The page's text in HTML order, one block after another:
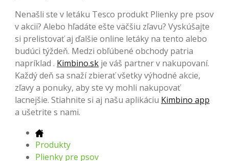
Nenašli ste v letáku Tesco produkt Plienky pre psov
v akcii? Alebo hľadáte ešte väčšiu zľavu? Vyskúšajte
si prelistovať aj ďalšie online letáky na tento alebo
budúci týždeň. Medzi obľúbené obchody patria
napríklad . Kimbino.sk je váš partner v nakupovaní.
Každý deň sa snaží zbierať všetky výhodné akcie,
zľavy a ponuky, aby ste vy mohli nakupovať
lacnejšie. Stiahnite si aj našu aplikáciu Kimbino app
a ušetrite s nami.
Produkty
Plienky pre psov